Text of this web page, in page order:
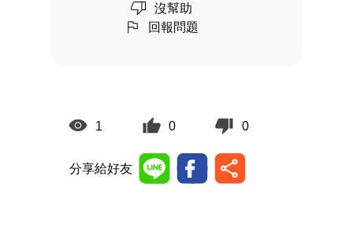
沒幫助
回報問題
1 0 0
分享給好友